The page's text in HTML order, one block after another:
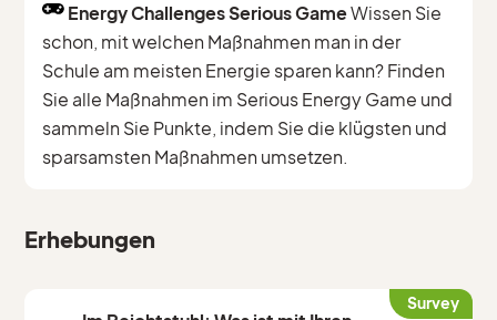
Energy Challenges Serious GameWissen Sie
schon, mit welchen Maßnahmen man in der
Schule am meisten Energie sparen kann? Finden
Sie alle Maßnahmen im Serious Energy Game und
sammeln Sie Punkte, indem Sie die klügsten und
sparsamsten Maßnahmen umsetzen.
Erhebungen
Survey